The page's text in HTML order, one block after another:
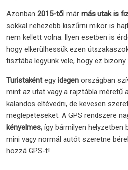
Azonban2015-től mármás utak is
sokkal nehezebb kiszűrni mikor is
nem kellett volna. Ilyen esetben is
hogy elkerülhessük ezen
tisztába legyünk vele, hogy ez
Turistakéntegyidegen országban
mint az utat vagy a rajztábla méretű
kalandos eltévedni, de kevesen
meglepetéseket. A GPS rendszere
kényelmes, így bármilyen helyzetben
mini vagy normál autót szeretne
hozzá GPS-t!